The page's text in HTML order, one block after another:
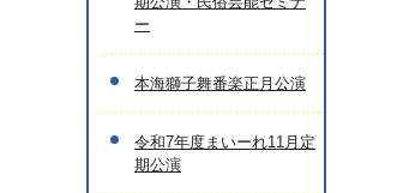
ー
本海獅子舞番楽正月公演
令和7年度まいーれ11月定
期公演